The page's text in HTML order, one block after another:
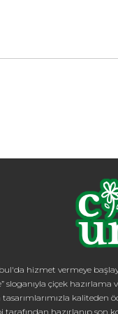
hizmet vermeye
sloganıyla çiçek
kaliteden
hazırlanıp son